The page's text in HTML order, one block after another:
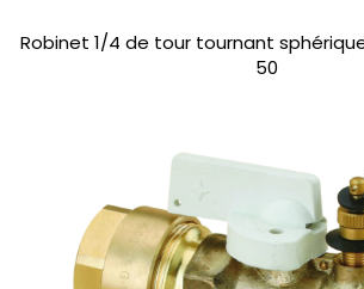
Robinet 1/4 de tour tournant
50